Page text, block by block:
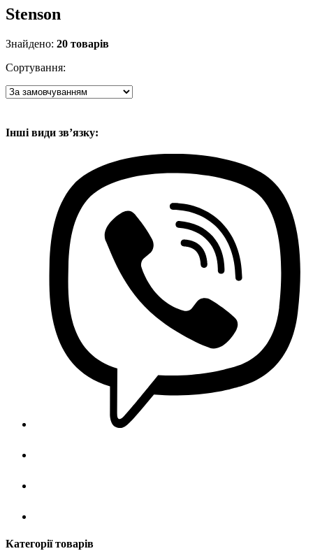
Stenson
Знайдено: 20 товарів
Сортування:
Інші види звʼязку:
Категорії товарів